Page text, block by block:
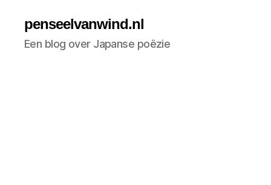
penseelvanwind.nl
Een blog over Japanse poëzie